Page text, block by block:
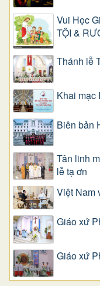
Vui Học
TỘI &
Thánh lễ
Khai mạc
Biên bản
Tân linh
lễ tạ ơn
Việt Nam
Giáo xứ
Giáo xứ